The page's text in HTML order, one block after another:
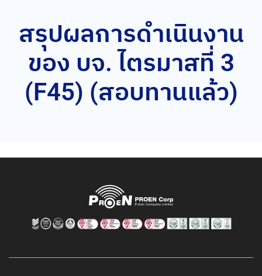
สรุปผลการดำเนินงาน
ของ บจ. ไตรมาสที่ 3
(F45) (สอบทานแล้ว)